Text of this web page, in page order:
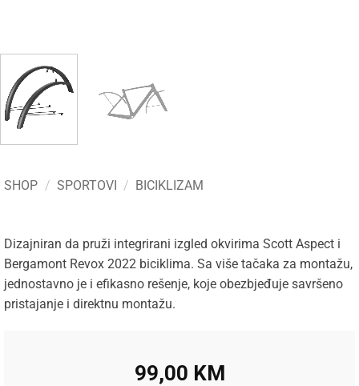
SHOP / SPORTOVI / BICIKLIZAM
Dizajniran da pruži integrirani izgled okvirima Scott Aspect i
Bergamont Revox 2022 biciklima. Sa više tačaka za montažu,
jednostavno je i efikasno rešenje, koje obezbjeđuje savršeno
pristajanje i direktnu montažu.
99,00 KM